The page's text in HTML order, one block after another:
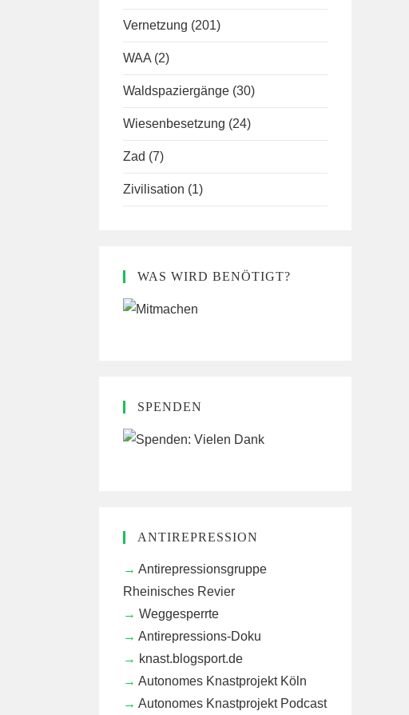
Vernetzung (201)
WAA (2)
Waldspaziergänge (30)
Wiesenbesetzung (24)
Zad (7)
Zivilisation (1)
WAS WIRD BENÖTIGT?
SPENDEN
ANTIREPRESSION
Antirepressionsgruppe
Rheinisches Revier
Weggesperrte
Antirepressions-Doku
knast.blogsport.de
Autonomes Knastprojekt Köln
Autonomes Knastprojekt Podcast